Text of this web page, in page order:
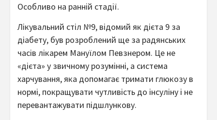
Особливо на ранній стадії.
Лікувальний стіл №9, відомий як дієта 9 за
діабету, був розроблений ще за радянських
часів лікарем Мануїлом Певзнером. Це не
«дієта» у звичному розумінні, а система
харчування, яка допомагає тримати глюкозу в
нормі, покращувати чутливість до інсуліну і не
перевантажувати підшлункову.